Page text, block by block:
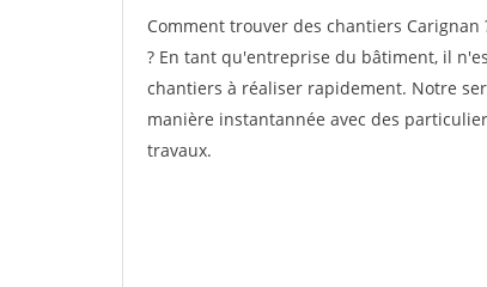
Comment trouver des chantiers
? En tant qu'entreprise du bâtiment, il
chantiers à réaliser rapidement. Notre
manière instantannée avec des
travaux.